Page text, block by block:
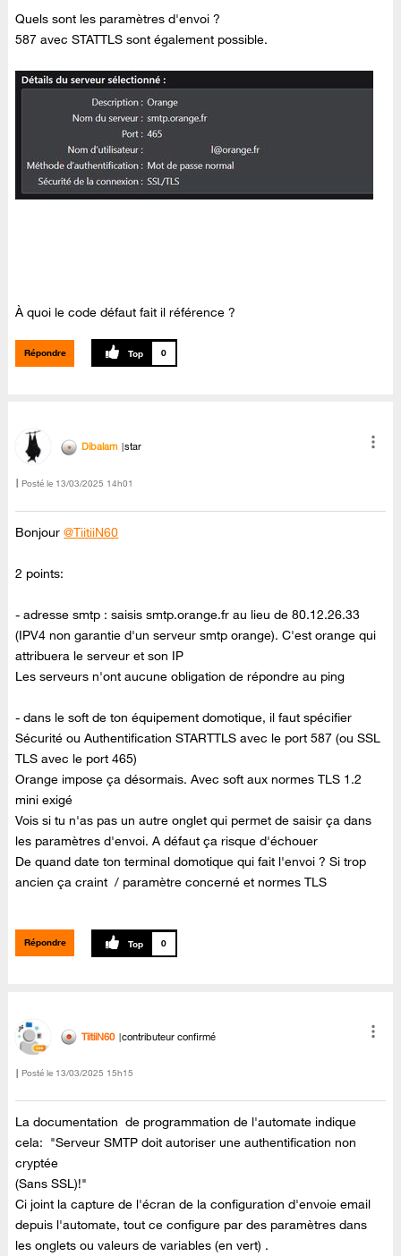
Quels sont les paramètres d'envoi ?
587 avec STATTLS sont également possible.
À quoi le code défaut fait il référence ?
Répondre 0
Dibalam star
Posté le ‎13/03/2025 14h01
Bonjour@TiitiiN60
2 points:
- adresse smtp : saisis smtp.orange.fr au lieu de 80.12.26.33
(IPV4 non garantie d'un serveur smtp orange). C'est orange qui
attribuera le serveur et son IP
Les serveurs n'ont aucune obligation de répondre au ping
- dans le soft de ton équipement domotique, il faut spécifier
Sécurité ou Authentification STARTTLS avec le port 587 (ou SSL
TLS avec le port 465)
Orange impose ça désormais. Avec soft aux normes TLS 1.2
mini exigé
Vois si tu n'as pas un autre onglet qui permet de saisir ça dans
les paramètres d'envoi. A défaut ça risque d'échouer
De quand date ton terminal domotique qui fait l'envoi ? Si trop
ancien ça craint / paramètre concerné et normes TLS
Répondre 0
TiitiiN60 contributeur confirmé
Posté le ‎13/03/2025 15h15
La documentation de programmation de l'automate indique
cela: "Serveur SMTP doit autoriser une authentification non
cryptée
(Sans SSL)!"
Ci joint la capture de l'écran de la configuration d'envoie email
depuis l'automate, tout ce configure par des paramètres dans
les onglets ou valeurs de variables (en vert) .